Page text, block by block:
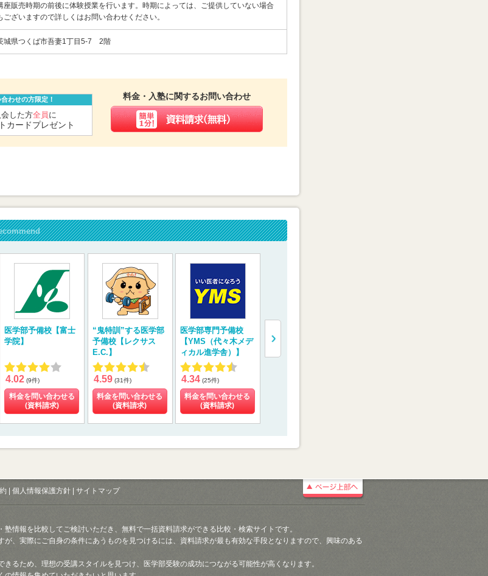
座販売時期の前後に体験授業を行います。時期によっては、ご提供していない場合
ございますので詳しくはお問い合わせください。
城県つくば市吾妻1丁目5-7 2階
わせの方限定！
した方全員 に
カードプレゼント
料金・入塾に関するお問い合わせ
医学部予備校【富士
学院】
4.02 (9件)
料金を問い合わせる
(資料請求)
“鬼特訓”する医学部
予備校【レクサス
E.C.】
4.59 (31件)
料金を問い合わせる
(資料請求)
医学部専門予備校
【YMS（代々木メデ
ィカル進学舎）】
4.34 (25件)
料金を問い合わせる
(資料請求)
門予備校【メディカ
個人情報保護方針 サイトマップ
情報を比較してご検討いただき、無料で一括資料請求ができる比較・検索サイトです。
、実際にご自身の条件にあうものを見つけるには、資料請求が最も有効な手段となりますので、興味のある
るため、理想の受講スタイルを見つけ、医学部受験の成功につながる可能性が高くなります。